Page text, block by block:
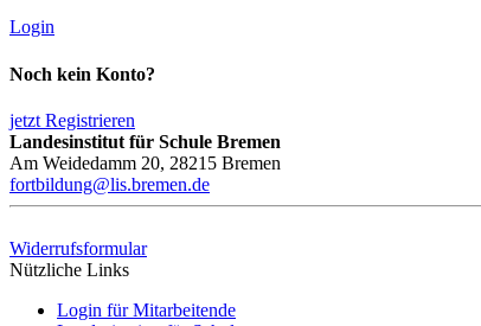
Login
Noch kein Konto?
jetzt Registrieren
Landesinstitut für Schule Bremen
Am Weidedamm 20, 28215 Bremen
fortbildung@lis.bremen.de
Widerrufsformular
Nützliche Links
Login für Mitarbeitende